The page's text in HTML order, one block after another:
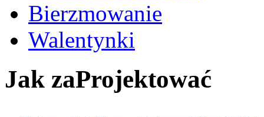
Bierzmowanie
Walentynki
Jak zaProjektować